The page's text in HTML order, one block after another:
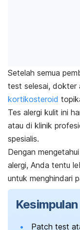
Setelah semua
test selesai, dokter
kortikosteroid
Tes alergi kulit ini
atau di klinik
spesialis.
Dengan
alergi, Anda tentu
untuk menghindari
Kesimpulan
Patch test